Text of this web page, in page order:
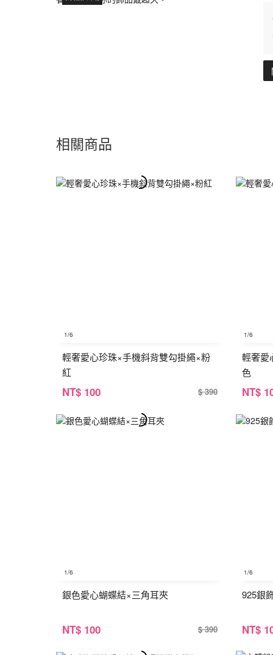
相關商品
1/6
輕奢愛心珍珠×手機斜背雙勾掛繩×粉
紅
NT$ 100 $ 390
1/6
輕奢愛
色
NT$
1/6
銀色愛心蝴蝶結×三角耳夾
NT$ 100 $ 390
1/6
925銀
NT$